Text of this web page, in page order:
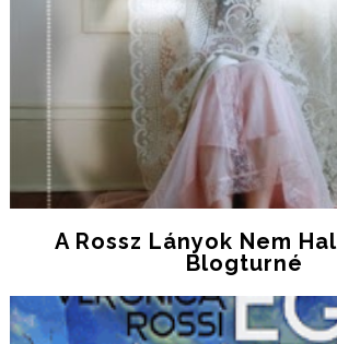
A Rossz Lányok Nem
Blogturné